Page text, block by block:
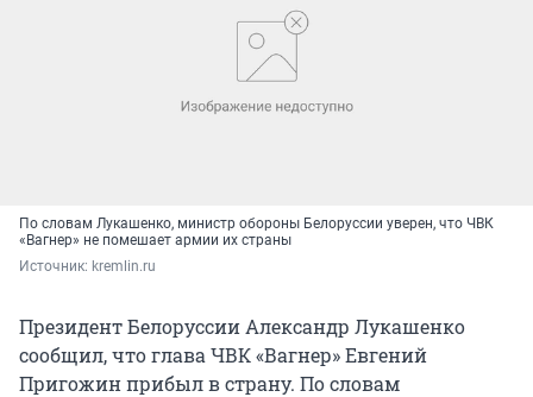
По словам Лукашенко, министр обороны Белоруссии уверен, что ЧВК
«Вагнер» не помешает армии их страны
Источник: kremlin.ru
Президент Белоруссии Александр Лукашенко
сообщил, что глава ЧВК «Вагнер» Евгений
Пригожин прибыл в страну. По словам